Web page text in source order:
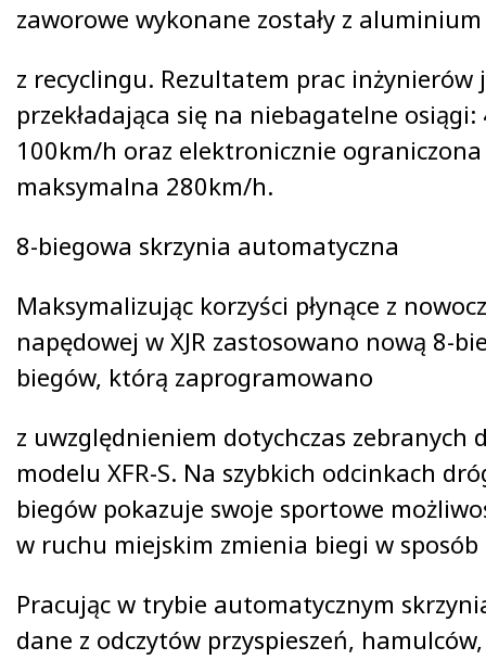
zaworowe wykonane zostały z
z recyclingu. Rezultatem prac inżynierów
przekładająca się na niebagatelne
100km/h oraz elektronicznie
maksymalna 280km/h.
8-biegowa skrzynia automatyczna
Maksymalizując korzyści płynące z
napędowej w XJR zastosowano nową 8-
biegów, którą zaprogramowano
z uwzględnieniem dotychczas zebranych
modelu XFR-S. Na szybkich odcinkach
biegów pokazuje swoje sportowe
w ruchu miejskim zmienia biegi w
Pracując w trybie automatycznym
dane z odczytów przyspieszeń,